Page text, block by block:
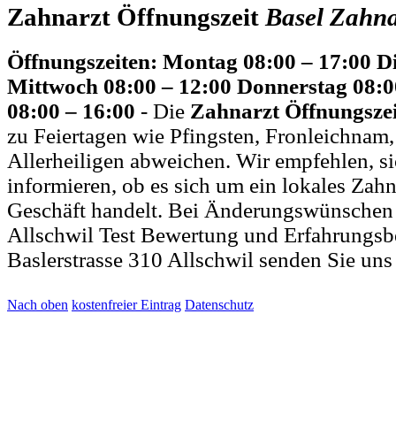
Zahnarzt ÖffnungszeitBasel
Öffnungszeiten: Montag 08:00 – 17:00
Mittwoch 08:00 – 12:00 Donnerstag
08:00 – 16:00 - Die Zahnarzt
zu Feiertagen wie Pfingsten,
Allerheiligen abweichen. Wir empfehlen,
informieren, ob es sich um ein lokales
Geschäft handelt. Bei
Allschwil Test Bewertung und
Baslerstrasse 310 Allschwil senden Sie
Nach oben kostenfreier Eintrag Datenschutz